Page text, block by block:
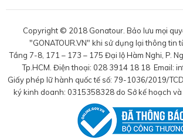
Copyright © 2018 Gonatour. Bảo lưu mọi
"GONATOUR.VN" khi sử dụng lại thông tin
Tầng 7-8, 171 – 173 – 175 Đại lộ Hàm Nghi, P.
Tp.HCM. Điện thoại: 028 3914 18 18 Email:
Giấy phép lữ hành quốc tế số: 79-1036/2019/
ký kinh doanh: 0315358328 do Sở kế hoạch và